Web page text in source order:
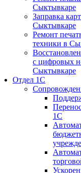
Сыктывкаре
Заправка
Сыктывкаре
Ремонт
техники в
с цифровых
Сыктывкаре
Отдел 1С
1С